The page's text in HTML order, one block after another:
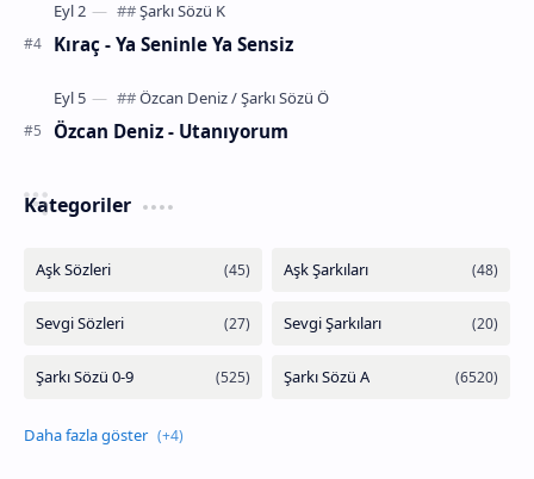
Kıraç - Ya Seninle Ya Sensiz
Özcan Deniz - Utanıyorum
Kategoriler